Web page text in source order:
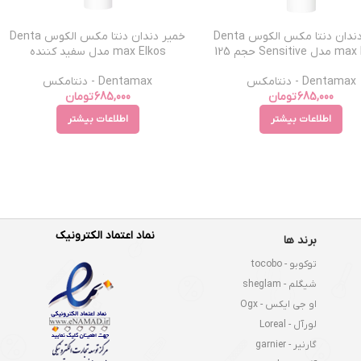
خمیر دندان دنتا مکس الکوس Denta
max Elkos مدل Sensitive حجم 125
Dentamax - دنتامکس
685,000تومان
اطلاعات بیشتر
خمیر دندان دنتا مکس الکوس Denta
max Elkos مدل سفید کننده
Dentamax - دنتامکس
685,000تومان
اطلاعات بیشتر
برند ها
توکوبو - tocobo
شیگلم - sheglam
او جی ایکس - Ogx
لورآل - Loreal
گارنیر - garnier
نماد اعتماد الکترونیک